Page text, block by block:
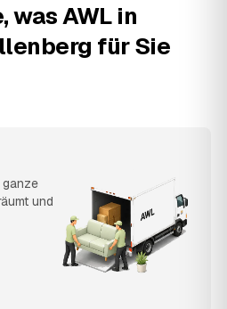
was AWL in
für Sie
ganze
und